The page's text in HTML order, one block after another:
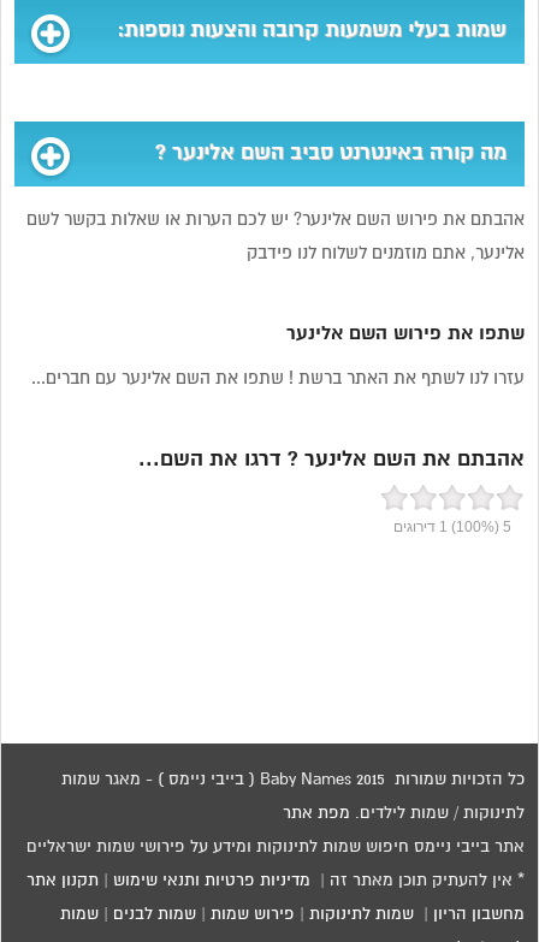
שמות בעלי משמעות קרובה והצעות נוספות:
מה קורה באינטרנט סביב השם אלינער ?
אהבתם את פירוש השם אלינער? יש לכם הערות או שאלות בקשר לשם
אלינער, אתם מוזמנים לשלוח לנו פידבק
שתפו את פירוש השם אלינער
עזרו לנו לשתף את האתר ברשת ! שתפו את השם אלינער עם חברים...
אהבתם את השם אלינער ? דרגו את השם...
5
(100%)
1 דירוגים
כל הזכויות שמורות 2015 Baby Names ( בייבי ניימס ) - מאגר שמות
לתינוקות / שמות לילדים. מפת אתר
אתר בייבי ניימס חיפוש שמות לתינוקות ומידע על פירושי שמות ישראליים
* אין להעתיק תוכן מאתר זה | מדיניות פרטיות ותנאי שימוש תקנון אתר
מחשבון הריון |שמות לתינוקות פירוש שמות |שמות לבנים |שמות